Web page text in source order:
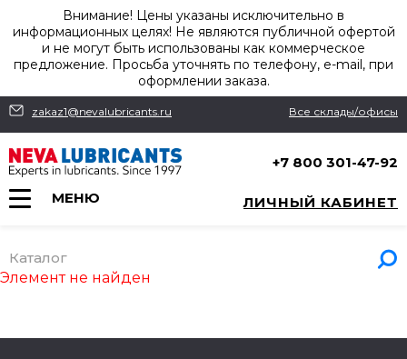
Внимание! Цены указаны исключительно в
информационных целях! Не являются публичной офертой
и не могут быть использованы как коммерческое
предложение. Просьба уточнять по телефону, e-mail, при
оформлении заказа.
zakaz1@nevalubricants.ru Все склады/офисы
+7 800 301-47-92
МЕНЮ ЛИЧНЫЙ КАБИНЕТ
Каталог
Элемент не найден